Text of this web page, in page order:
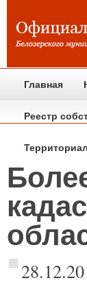
Главная
Реестр